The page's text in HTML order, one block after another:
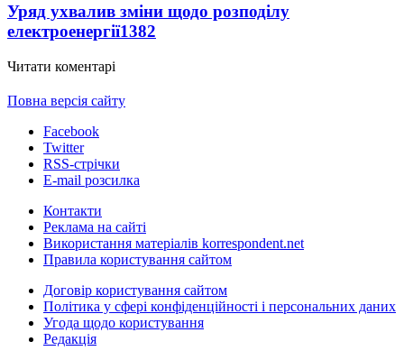
Уряд ухвалив зміни щодо розподілу
електроенергії1382
Читати коментарі
Повна версія сайту
Facebook
Twitter
RSS-стрічки
E-mail розсилка
Контакти
Реклама на сайті
Використання матеріалів korrespondent.net
Правила користування сайтом
Договір користування сайтом
Політика у сфері конфіденційності і персональних даних
Угода щодо користування
Редакція